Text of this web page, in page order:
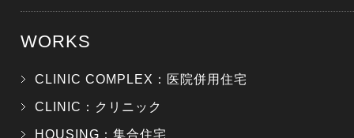
WORKS
CLINIC COMPLEX：医院併用住宅
CLINIC：クリニック
HOUSING：集合住宅